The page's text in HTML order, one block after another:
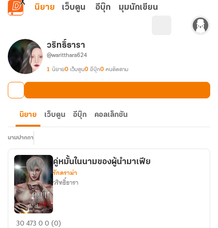
ข้ามไปยังเนื้อหาหลัก
นิยาย เว็บตูน อีบุ๊ก มุมนักเขียน
วริทธิ์ธารา
@waritthara624
1 นิยาย0 เว็บตูน0 อีบุ๊ก0 คนติดตาม
นิยาย เว็บตูน อีบุ๊ก คอลเล็กชัน
นามปากกา
คู่
คู่หมั้นในนามของผู้นำมาเฟีย
รักดราม่า
วริทธิ์ธารา
3047300 (0)